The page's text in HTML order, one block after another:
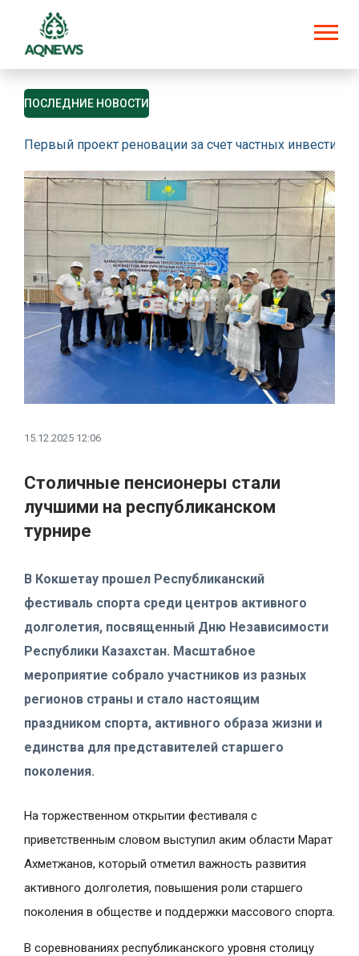
ПОСЛЕДНИЕ НОВОСТИ
Первый проект реновации за счет частных
15.12.2025 12:06
Столичные пенсионеры стали
лучшими на республиканском
турнире
В Кокшетау прошел Республиканский
фестиваль спорта среди центров активного
долголетия, посвященный Дню Независимости
Республики Казахстан. Масштабное
мероприятие собрало участников из разных
регионов страны и стало настоящим
праздником спорта, активного образа жизни и
единства для представителей старшего
поколения.
На торжественном открытии фестиваля с
приветственным словом выступил аким области Марат
Ахметжанов, который отметил важность развития
активного долголетия, повышения роли старшего
поколения в обществе и поддержки массового спорта.
В соревнованиях республиканского уровня столицу